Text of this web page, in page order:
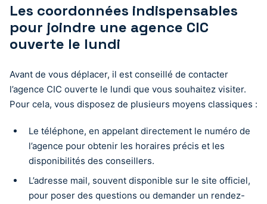
Les coordonnées indispensables
pour joindre une agence CIC
ouverte le lundi
Avant de vous déplacer, il est conseillé de contacter
l’agence CIC ouverte le lundi que vous souhaitez visiter.
Pour cela, vous disposez de plusieurs moyens classiques :
Le téléphone, en appelant directement le numéro de
l’agence pour obtenir les horaires précis et les
disponibilités des conseillers.
L’adresse mail, souvent disponible sur le site officiel,
pour poser des questions ou demander un rendez-